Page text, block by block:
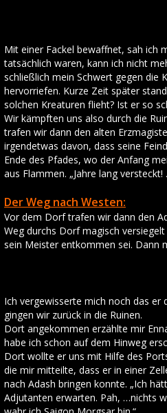
Mit einer Fackel bewaffnet, sah ich
tatsächlich waren, kann ich nicht
schließlich mein Schwert gegen die
hervorriefen. Kurze Zeit später
solchen Kreaturen flieht? Ist er so
Wir kämpften uns also durch die
trafen wir dann den alten
irgendetwas davon, dass seine
Ende des Pfades, wo der Anfang
aus Flammen. „Jahre lang
Der Weg nach Westen:
Vor dem Dorf trafen wir dann den
Weg durchs Dorf magisch
sein Meister entkommen sei. Dann
Ich vergewisserte mich noch das er
gingen wir zurück in die Ruinen.
Dort angekommen erzählte mir
habe ich schon auf dem Hinweg
Dort wollte er uns mit Hilfe des
die mir mitteilte, dass er in einer
nach Adash bringen konnte. „Ich
Adjutanten erwarten. Pah, …nichts